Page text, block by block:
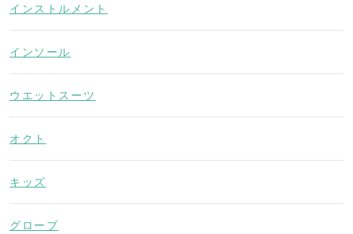
インストルメント
インソール
ウエットスーツ
オクト
キッズ
グローブ